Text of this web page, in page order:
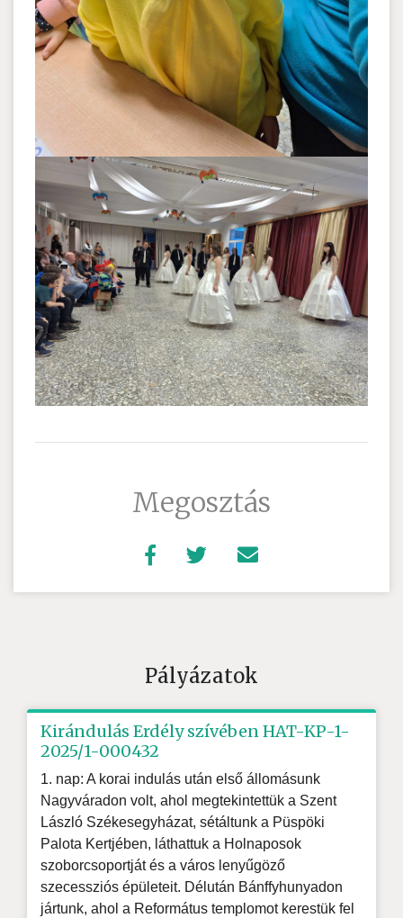
Megosztás
Pályázatok
Kirándulás Erdély szívében HAT-KP-1-
2025/1-000432
1. nap: A korai indulás után első állomásunk
Nagyváradon volt, ahol megtekintettük a Szent
László Székesegyházat, sétáltunk a Püspöki
Palota Kertjében, láthattuk a Holnaposok
szoborcsoportját és a város lenyűgöző
szecessziós épületeit. Délután Bánffyhunyadon
jártunk, ahol a Református templomot kerestük fel